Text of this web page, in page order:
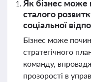
Як бізнес може
сталого
соціальної
Бізнес може
стратегічного
команду,
прозорості в